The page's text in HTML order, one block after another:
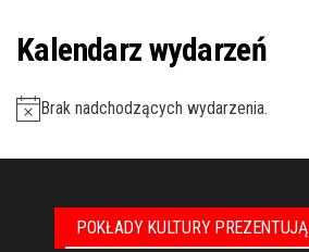
Kalendarz wydarzeń
Brak nadchodzących wydarzenia.
POKŁADY KULTURY PREZENTUJĄ